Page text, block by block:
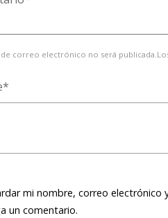
correo electrónico no será
mi nombre, correo
un comentario.